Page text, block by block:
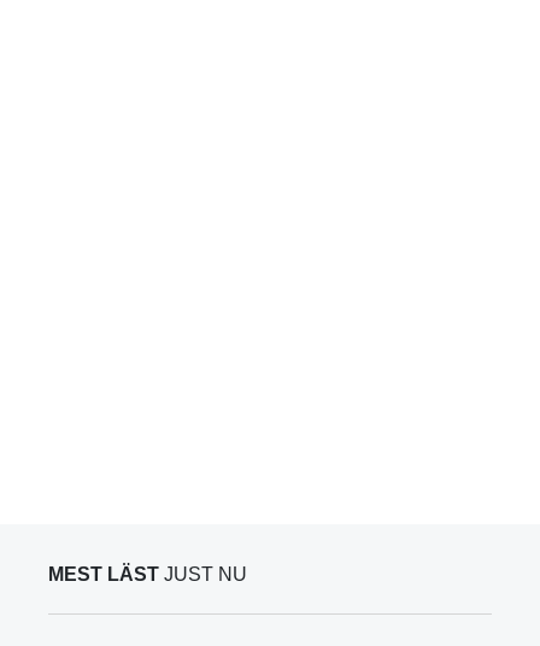
MEST LÄST JUST NU